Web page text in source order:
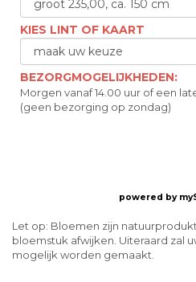
KIES LINT OF KAART
BEZORGMOGELIJKHEDEN:
Morgen vanaf 14.00 uur of een
(geen bezorging op zondag)
powered by
Let op: Bloemen zijn
bloemstuk afwijken. Uiteraard zal
mogelijk worden gemaakt.